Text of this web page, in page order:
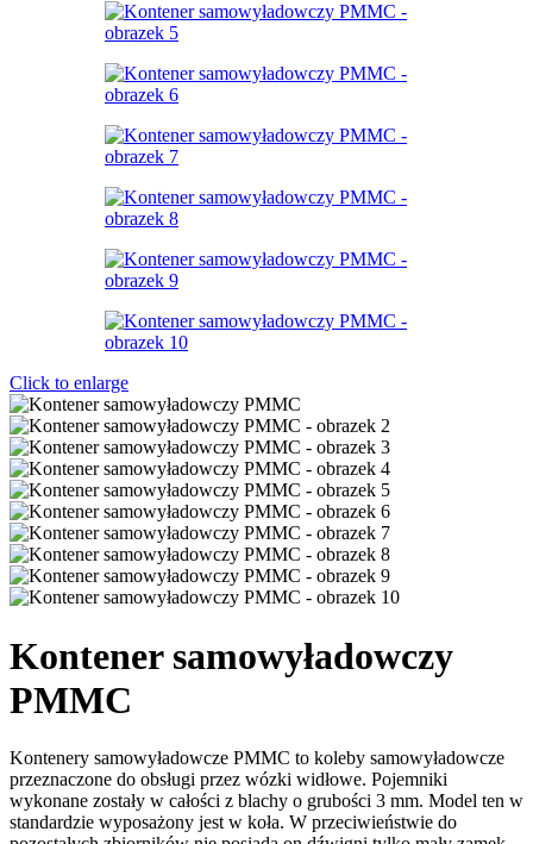
Click to enlarge
Kontener samowyładowczy
PMMC
Kontenery samowyładowcze PMMC to koleby samowyładowcze
przeznaczone do obsługi przez wózki widłowe. Pojemniki
wykonane zostały w całości z blachy o grubości 3 mm. Model ten w
standardzie wyposażony jest w koła. W przeciwieństwie do